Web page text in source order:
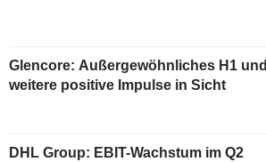
Glencore: Außergewöhnliches H1 und
weitere positive Impulse in Sicht
DHL Group: EBIT-Wachstum im Q2